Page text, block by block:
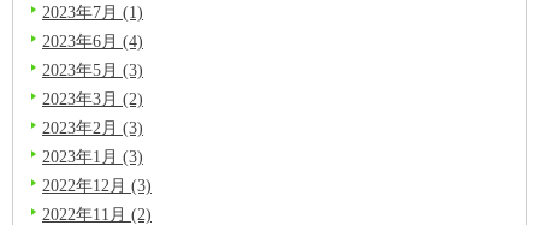
2023年7月 (1)
2023年6月 (4)
2023年5月 (3)
2023年3月 (2)
2023年2月 (3)
2023年1月 (3)
2022年12月 (3)
2022年11月 (2)